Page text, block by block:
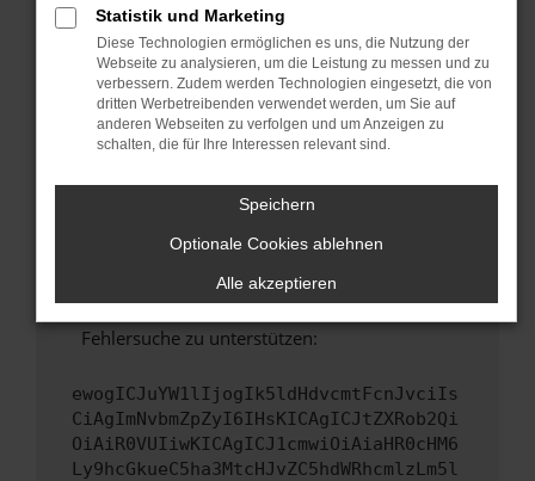
Stelle sicher, dass dein Browser und dein
Betriebssystem auf dem neuesten Stand
sind.
Veraltete Software birgt nicht nur ein
Sicherheitsrisiko, sondern kann auch dazu
führen, dass bestimmte Funktionen nicht mehr
Wende dich an den Webseitenbetreiber.
Wenn du alle oben genannten Schritte versucht
hast, kontaktiere uns bitte. Wir werden
versuchen, das Problem zu beheben. Du kannst
uns diesen Text schicken, um uns bei der
Fehlersuche zu unterstützen:
ewogICJuYW1lIjogIk5ldHdvcmtFcnJvciIs
CiAgImNvbmZpZyI6IHsKICAgICJtZXRob2Qi
OiAiR0VUIiwKICAgICJ1cmwiOiAiaHR0cHM6
Ly9hcGkueC5ha3MtcHJvZC5hdWRhcmlzLm5l
Statistik und Marketing
Diese Technologien ermöglichen es uns, die Nutzung der
Webseite zu analysieren, um die Leistung zu messen und zu
verbessern. Zudem werden Technologien eingesetzt, die von
dritten Werbetreibenden verwendet werden, um Sie auf
anderen Webseiten zu verfolgen und um Anzeigen zu
schalten, die für Ihre Interessen relevant sind.
Speichern
Optionale Cookies ablehnen
Alle akzeptieren